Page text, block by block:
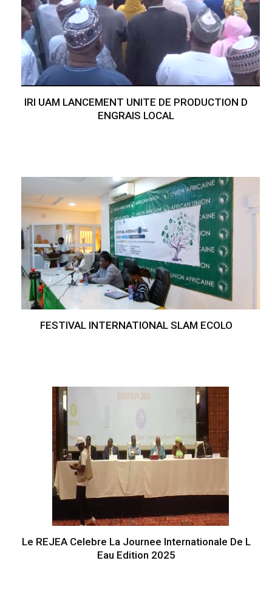
IRI UAM LANCEMENT UNITE DE PRODUCTION D
ENGRAIS LOCAL
FESTIVAL INTERNATIONAL SLAM ECOLO
Le REJEA Celebre La Journee Internationale De L
Eau Edition 2025